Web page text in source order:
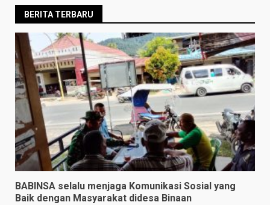
BERITA TERBARU
BABINSA selalu menjaga Komunikasi Sosial yang
Baik dengan Masyarakat didesa Binaan